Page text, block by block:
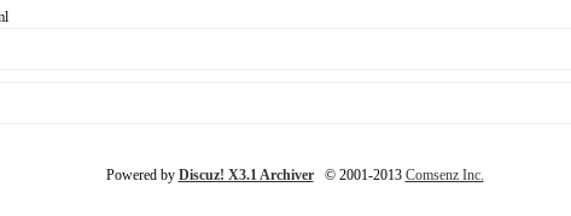
Powered by Discuz! X3.1 Archiver© 2001-2013 Comsenz Inc.